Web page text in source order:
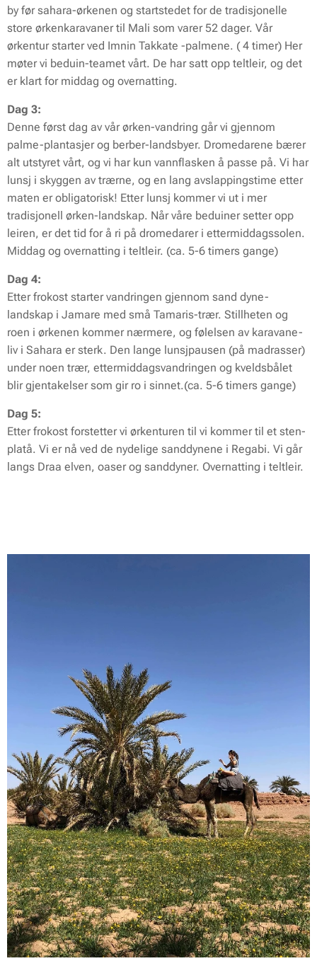
by før sahara-ørkenen og startstedet for de tradisjonelle
store ørkenkaravaner til Mali som varer 52 dager. Vår
ørkentur starter ved Imnin Takkate -palmene. ( 4 timer) Her
møter vi beduin-teamet vårt. De har satt opp teltleir, og det
er klart for middag og overnatting.
Dag 3:
Denne først dag av vår ørken-vandring går vi gjennom
palme-plantasjer og berber-landsbyer. Dromedarene bærer
alt utstyret vårt, og vi har kun vannflasken å passe på. Vi har
lunsj i skyggen av trærne, og en lang avslappingstime etter
maten er obligatorisk! Etter lunsj kommer vi ut i mer
tradisjonell ørken-landskap. Når våre beduiner setter opp
leiren, er det tid for å ri på dromedarer i ettermiddagssolen.
Middag og overnatting i teltleir. (ca. 5-6 timers gange)
Dag 4:
Etter frokost starter vandringen gjennom sand dyne-
landskap i Jamare med små Tamaris-trær. Stillheten og
roen i ørkenen kommer nærmere, og følelsen av karavane-
liv i Sahara er sterk. Den lange lunsjpausen (på madrasser)
under noen trær, ettermiddagsvandringen og kveldsbålet
blir gjentakelser som gir ro i sinnet.(ca. 5-6 timers gange)
Dag 5:
Etter frokost forstetter vi ørkenturen til vi kommer til et sten-
platå. Vi er nå ved de nydelige sanddynene i Regabi. Vi går
langs Draa elven, oaser og sanddyner. Overnatting i teltleir.